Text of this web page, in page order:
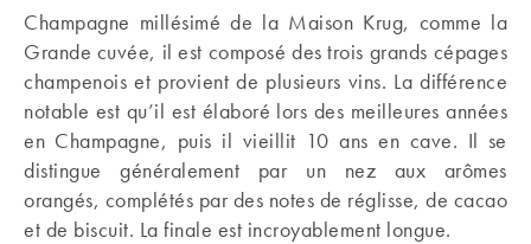
Champagne millésimé de la Maison Krug, comme la
Grande cuvée, il est composé des trois grands cépages
champenois et provient de plusieurs vins. La différence
notable est qu’il est élaboré lors des meilleures années
en Champagne, puis il vieillit 10 ans en cave. Il se
distingue généralement par un nez aux arômes
orangés, complétés par des notes de réglisse, de cacao
et de biscuit. La finale est incroyablement longue.